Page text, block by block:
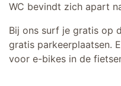
WC bevindt zich apart
Bij ons surf je gratis op
gratis parkeerplaatsen.
voor e-bikes in de